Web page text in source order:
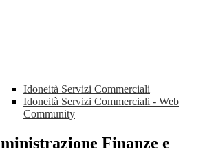
Idoneità Servizi Commerciali
Idoneità Servizi Commerciali - Web
Community
Finanze e